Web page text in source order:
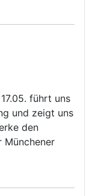
führt uns
und zeigt uns
den
Münchener